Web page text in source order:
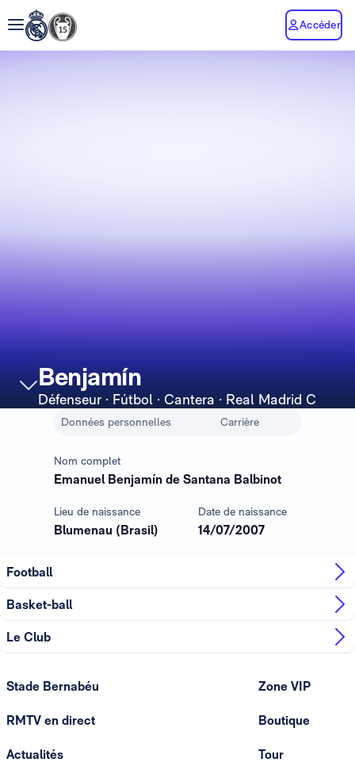
Accéder
Benjamín
Défenseur · Fútbol · Cantera · Real Madrid C
Données personnelles Carrière
Nom complet
Emanuel Benjamín de Santana Balbinot
Lieu de naissance
Blumenau (Brasil)
Date de naissance
14/07/2007
Football
Basket-ball
Le Club
Stade Bernabéu
RMTV en direct
Actualités
Zone VIP
Boutique
Tour